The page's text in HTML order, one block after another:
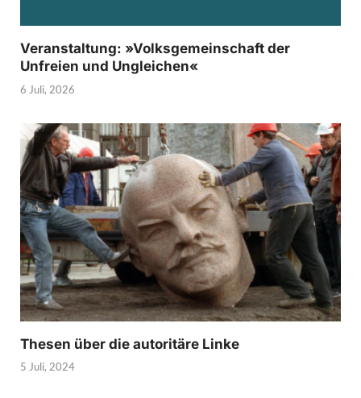
Veranstaltung: »Volksgemeinschaft der
Unfreien und Ungleichen«
6 Juli, 2026
Thesen über die autoritäre Linke
5 Juli, 2024